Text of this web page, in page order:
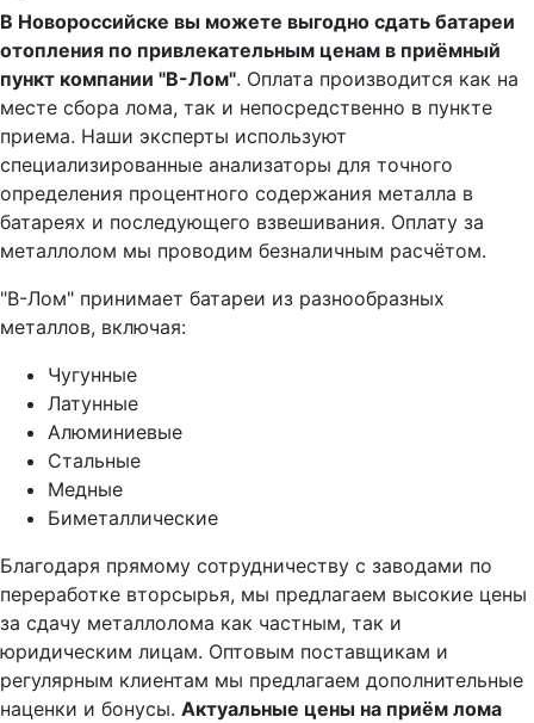
В Новороссийске вы можете выгодно сдать батареи
отопления по привлекательным ценам в приёмный
пункт компании "В-Лом". Оплата производится как на
месте сбора лома, так и непосредственно в пункте
приема. Наши эксперты используют
специализированные анализаторы для точного
определения процентного содержания металла в
батареях и последующего взвешивания. Оплату за
металлолом мы проводим безналичным расчётом.
"В-Лом" принимает батареи из разнообразных
металлов, включая:
Чугунные
Латунные
Алюминиевые
Стальные
Медные
Биметаллические
Благодаря прямому сотрудничеству с заводами по
переработке вторсырья, мы предлагаем высокие цены
за сдачу металлолома как частным, так и
юридическим лицам. Оптовым поставщикам и
регулярным клиентам мы предлагаем дополнительные
наценки и бонусы. Актуальные цены на приём лома